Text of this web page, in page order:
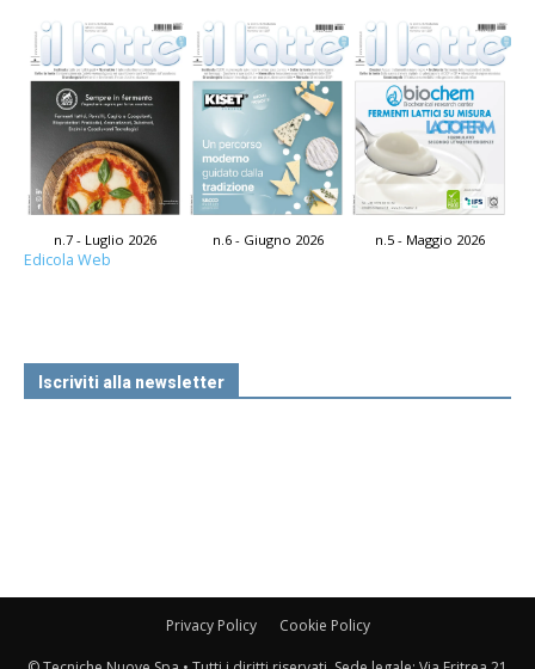
n.7 - Luglio 2026 n.6 - Giugno 2026 n.5 - Maggio 2026
Edicola Web
Iscriviti alla newsletter
Privacy Policy Cookie Policy